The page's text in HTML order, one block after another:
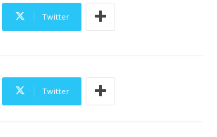
Twitter
Twitter